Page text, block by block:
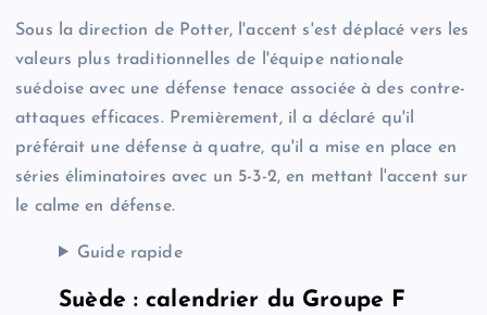
Sous la direction de Potter, l'accent s'est déplacé vers les
valeurs plus traditionnelles de l'équipe nationale
suédoise avec une défense tenace associée à des contre-
attaques efficaces. Premièrement, il a déclaré qu'il
préférait une défense à quatre, qu'il a mise en place en
séries éliminatoires avec un 5-3-2, en mettant l'accent sur
le calme en défense.
Guide rapide
Suède : calendrier du Groupe F